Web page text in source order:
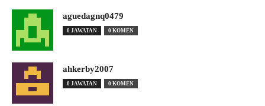
aguedagnq0479
0 JAWATAN 0 KOMEN
ahkerby2007
0 JAWATAN 0 KOMEN